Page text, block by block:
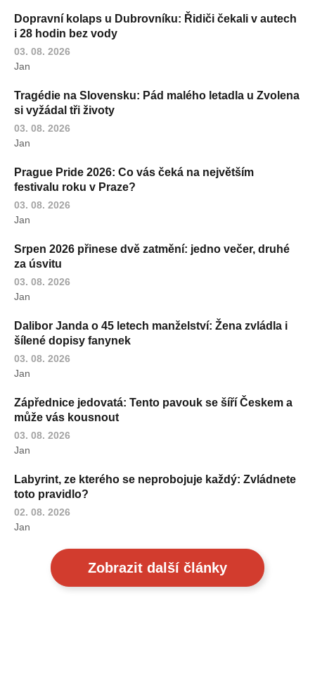
Dopravní kolaps u Dubrovníku: Řidiči čekali v autech
i 28 hodin bez vody
03. 08. 2026
Jan
Tragédie na Slovensku: Pád malého letadla u Zvolena
si vyžádal tři životy
03. 08. 2026
Jan
Prague Pride 2026: Co vás čeká na největším
festivalu roku v Praze?
03. 08. 2026
Jan
Srpen 2026 přinese dvě zatmění: jedno večer, druhé
za úsvitu
03. 08. 2026
Jan
Dalibor Janda o 45 letech manželství: Žena zvládla i
šílené dopisy fanynek
03. 08. 2026
Jan
Zápřednice jedovatá: Tento pavouk se šíří Českem a
může vás kousnout
03. 08. 2026
Jan
Labyrint, ze kterého se neprobojuje každý: Zvládnete
toto pravidlo?
02. 08. 2026
Jan
Zobrazit další články